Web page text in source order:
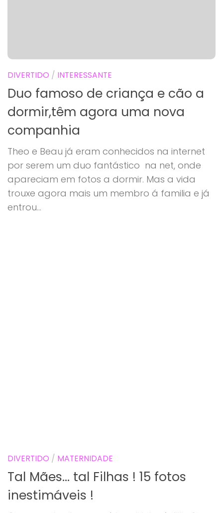
DIVERTIDO / INTERESSANTE
Duo famoso de criança e cão a
dormir,têm agora uma nova
companhia
Theo e Beau já eram conhecidos na internet
por serem um duo fantástico na net, onde
apareciam em fotos a dormir. Mas a vida
trouxe agora mais um membro á familia e já
entrou...
DIVERTIDO / MATERNIDADE
Tal Mães… tal Filhas ! 15 fotos
inestimáveis !